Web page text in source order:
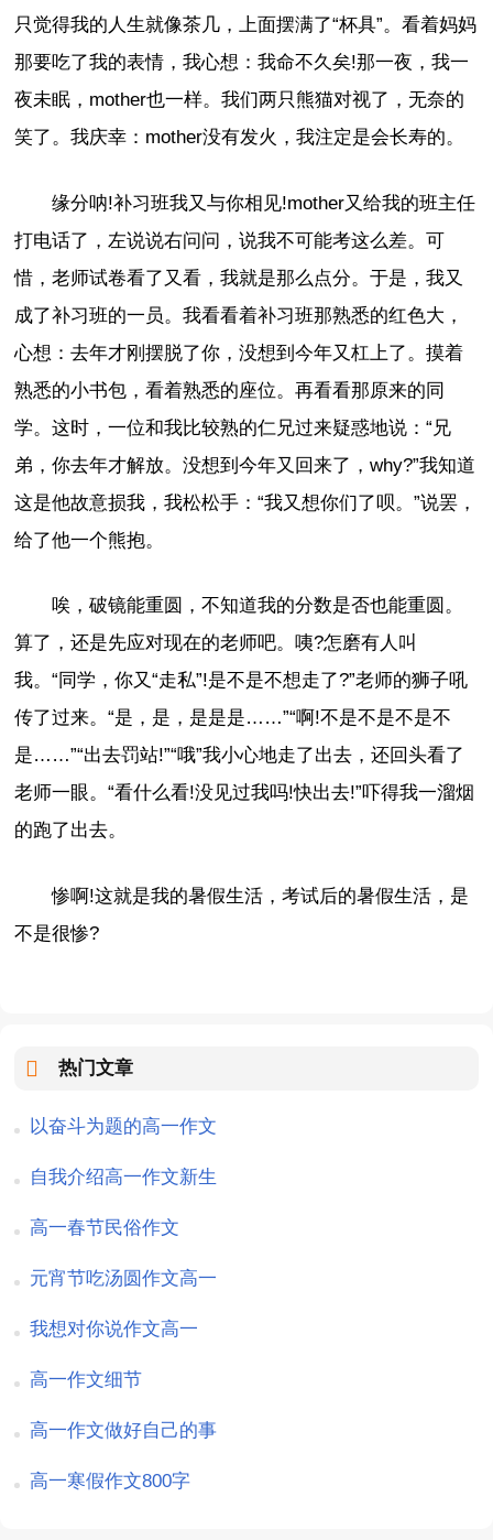
只觉得我的人生就像茶几，上面摆满了“杯具”。看着妈妈
那要吃了我的表情，我心想：我命不久矣!那一夜，我一
夜未眠，mother也一样。我们两只熊猫对视了，无奈的
笑了。我庆幸：mother没有发火，我注定是会长寿的。
缘分呐!补习班我又与你相见!mother又给我的班主任
打电话了，左说说右问问，说我不可能考这么差。可
惜，老师试卷看了又看，我就是那么点分。于是，我又
成了补习班的一员。我看看着补习班那熟悉的红色大，
心想：去年才刚摆脱了你，没想到今年又杠上了。摸着
熟悉的小书包，看着熟悉的座位。再看看那原来的同
学。这时，一位和我比较熟的仁兄过来疑惑地说：“兄
弟，你去年才解放。没想到今年又回来了，why?”我知道
这是他故意损我，我松松手：“我又想你们了呗。”说罢，
给了他一个熊抱。
唉，破镜能重圆，不知道我的分数是否也能重圆。
算了，还是先应对现在的老师吧。咦?怎磨有人叫
我。“同学，你又“走私”!是不是不想走了?”老师的狮子吼
传了过来。“是，是，是是是……”“啊!不是不是不是不
是……”“出去罚站!”“哦”我小心地走了出去，还回头看了
老师一眼。“看什么看!没见过我吗!快出去!”吓得我一溜烟
的跑了出去。
惨啊!这就是我的暑假生活，考试后的暑假生活，是
不是很惨?
热门文章
以奋斗为题的高一作文
自我介绍高一作文新生
高一春节民俗作文
元宵节吃汤圆作文高一
我想对你说作文高一
高一作文细节
高一作文做好自己的事
高一寒假作文800字